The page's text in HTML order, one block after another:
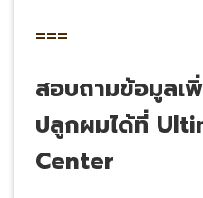
===
สอบถามข้อมูลเ
ปลูกผมได้ที่
Center